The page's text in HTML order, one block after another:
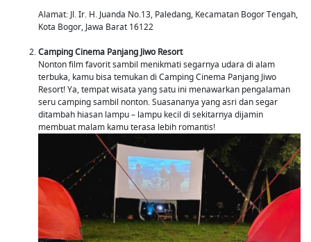
Alamat: Jl. Ir. H. Juanda No.13, Paledang, Kecamatan Bogor Tengah,
Kota Bogor, Jawa Barat 16122
Camping Cinema Panjang Jiwo Resort
Nonton film favorit sambil menikmati segarnya udara di alam
terbuka, kamu bisa temukan di Camping Cinema Panjang Jiwo
Resort! Ya, tempat wisata yang satu ini menawarkan pengalaman
seru camping sambil nonton. Suasananya yang asri dan segar
ditambah hiasan lampu – lampu kecil di sekitarnya dijamin
membuat malam kamu terasa lebih romantis!